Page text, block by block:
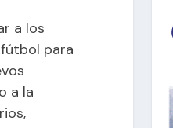
a los
para
a la